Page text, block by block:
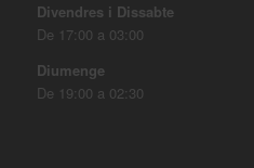
Divendres i Dissabte
De 17:00 a 03:00
Diumenge
De 19:00 a 02:30